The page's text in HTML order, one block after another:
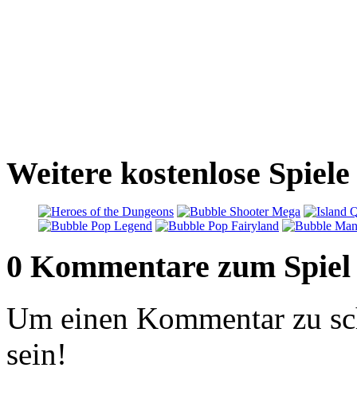
Weitere kostenlose
0 Kommentare zum Spiel
Um einen Kommentar zu
sein!